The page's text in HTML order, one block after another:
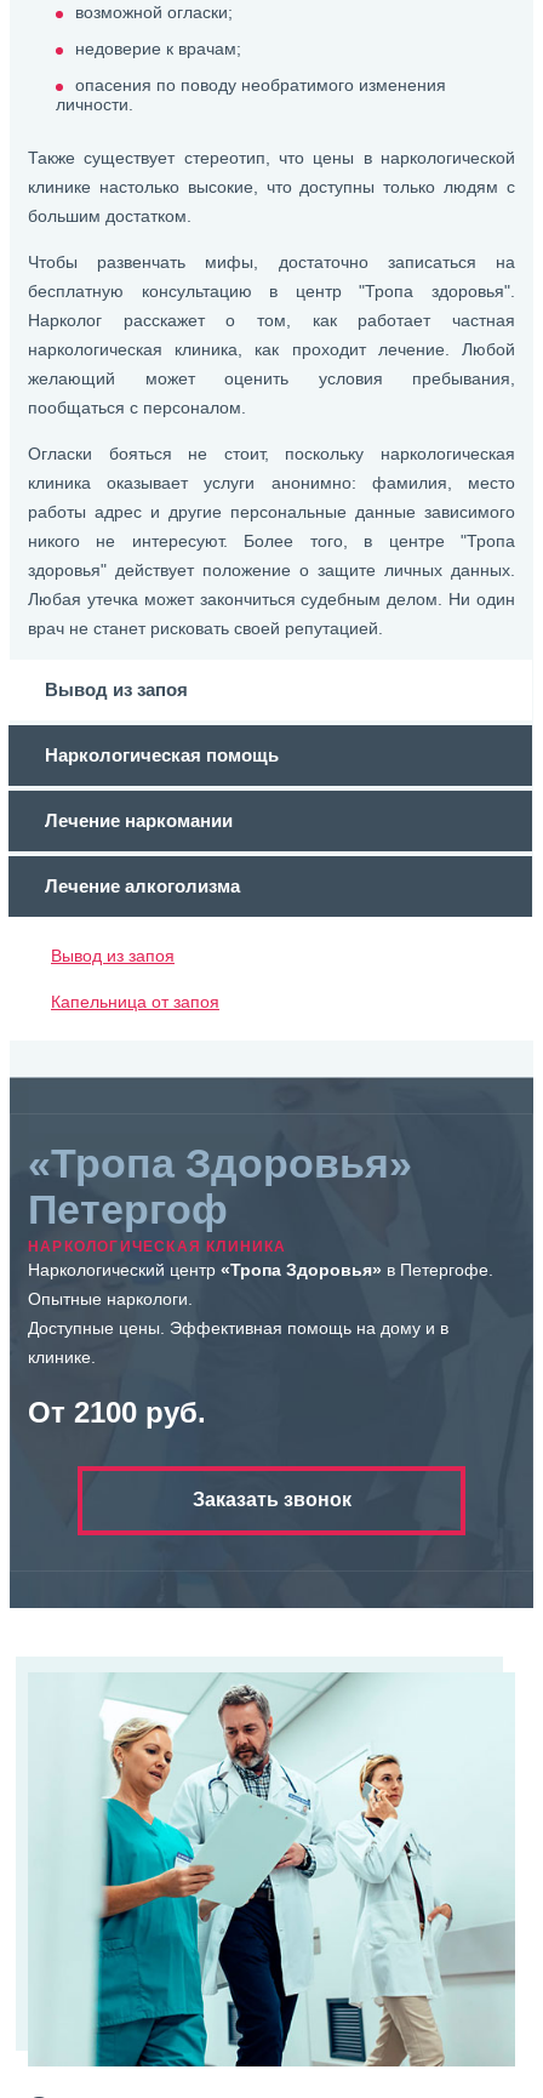
возможной огласки;
недоверие к врачам;
опасения по поводу необратимого изменения
личности.
Также существует стереотип, что цены в наркологической
клинике настолько высокие, что доступны только людям с
большим достатком.
Чтобы развенчать мифы, достаточно записаться на
бесплатную консультацию в центр "Тропа здоровья".
Нарколог расскажет о том, как работает частная
наркологическая клиника, как проходит лечение. Любой
желающий может оценить условия пребывания,
пообщаться с персоналом.
Огласки бояться не стоит, поскольку наркологическая
клиника оказывает услуги анонимно: фамилия, место
работы адрес и другие персональные данные зависимого
никого не интересуют. Более того, в центре "Тропа
здоровья" действует положение о защите личных данных.
Любая утечка может закончиться судебным делом. Ни один
врач не станет рисковать своей репутацией.
Вывод из запоя
Наркологическая помощь
Лечение наркомании
Лечение алкоголизма
Вывод из запоя
Капельница от запоя
«Тропа Здоровья»
Петергоф
НАРКОЛОГИЧЕСКАЯ КЛИНИКА
Наркологический центр «Тропа Здоровья» в Петергофе.
Опытные наркологи.
Доступные цены. Эффективная помощь на дому и в
клинике.
От 2100 руб.
Заказать звонок